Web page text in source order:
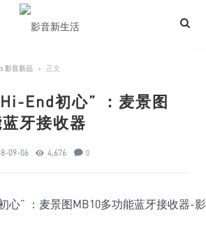
影音新品 › 正文
End初心” ：麦景图
牙接收器
09-06 4,676 0